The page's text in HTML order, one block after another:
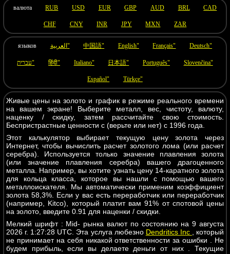
валюта RUB USD EUR GBP AUD BRL CAD
CHF CNY INR JPY MXN ZAR
языков العربية" 中国語" English" Français" Deutsch"
עברית" हिंदी" Italiano" 日本語" Português" Slovenčina"
Español" Türkçe"
Живые цены на золото и график в режиме реального времени
на вашем экране! Выберите металл, вес, чистоту, валюту,
наценку / скидку, затем рассчитайте свою стоимость.
Беспристрастные ценности с (верьте или нет) с 1996 года.
Этот калькулятор выбирает текущую цену золота через
Интернет, чтобы вычислить расчет золотого лома (или расчет
серебра). Используется только значение плавления золота
(или значение плавления серебра) вашего драгоценного
металла. Например, вы хотите узнать цену 14-каратного золота
для кольца класса, которое вы нашли с помощью вашего
металлоискателя. Мы автоматически применим коэффициент
золота 58,3%. Если у вас есть переработчик или переработчик
(например, Kitco), который платит вам 91% от спотовой цены
на золото, введите 0.91 для наценки / скидки.
Мелкий шрифт : Mid- рынка валют по состоянию на 9 августа
2026 г. 1:27:28 UTC. Эта услуга любезно Dendritics Inc
, который
не принимает на себя никакой ответственности за ошибки . Не
будем прибыль, если вы делаете деньги от них . Текущие